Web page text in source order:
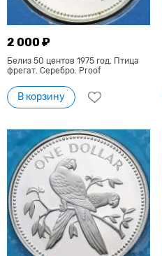
2 000 ₽
Белиз 50 центов 1975 год. Птица
фрегат. Серебро. Proof
В корзину